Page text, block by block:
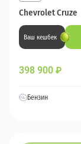
Chevrolet Cruze
Ваш кешбек
398 900 ₽
Бензин